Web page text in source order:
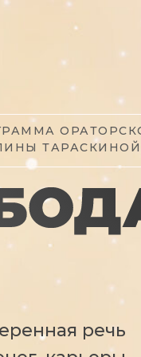
ТАРАСКИНОЙ
речь